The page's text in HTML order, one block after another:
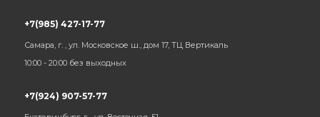
+7(985) 427-17-77
Самара, г. , ул. Московское ш., дом 17, ТЦ Вертикаль
10:00 - 20:00 без выходных
+7(924) 907-57-77